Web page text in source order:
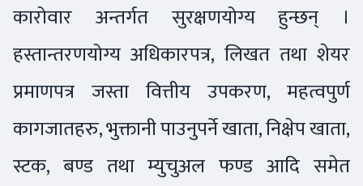
कारोवार अन्तर्गत सुरक्षणयोग्य हुन्छन् ।
हस्तान्तरणयोग्य अधिकारपत्र, लिखत तथा शेयर
प्रमाणपत्र जस्ता वित्तीय उपकरण, महत्वपुर्ण
कागजातहरु, भुक्तानी पाउनुपर्ने खाता, निक्षेप खाता,
स्टक, बण्ड तथा म्युचुअल फण्ड आदि समेत